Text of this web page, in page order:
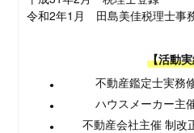
令和2年1月 田島美佳税理士事
【活動
不動産鑑定士実務
ハウスメーカー主
不動産会社主催 制改